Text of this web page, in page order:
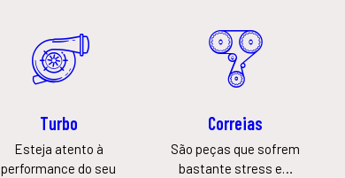
Turbo
Esteja atento à
performance do seu
Correias
São peças que sofrem
bastante stress e…